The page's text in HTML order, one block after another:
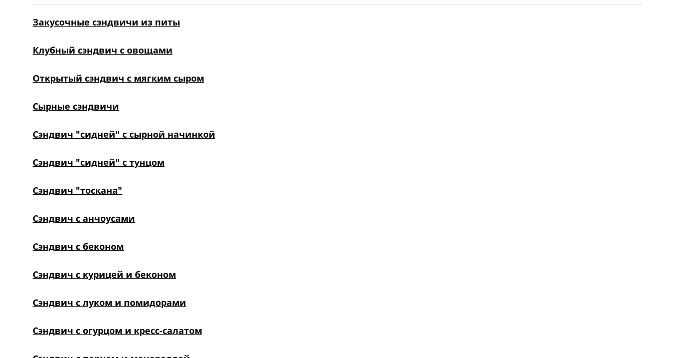
Закусочные сэндвичи из питы
Клубный сэндвич с овощами
Открытый сэндвич с мягким сыром
Сырные сэндвичи
Сэндвич "сидней" с сырной начинкой
Сэндвич "сидней" с тунцом
Сэндвич "тоскана"
Сэндвич с анчоусами
Сэндвич с беконом
Сэндвич с курицей и беконом
Сэндвич с луком и помидорами
Сэндвич с огурцом и кресс-салатом